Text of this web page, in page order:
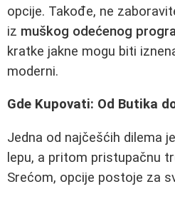
opcije. Takođe, ne
iz muškog odećenog
kratke jakne mogu biti
moderni.
Gde Kupovati: Od Butika
Jedna od najčešćih dilema
lepu, a pritom pristupačnu
Srećom, opcije postoje za